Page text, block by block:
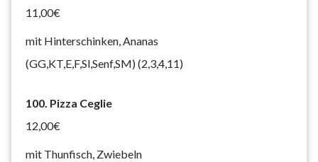
11,00€
mit Hinterschinken, Ananas
(GG,KT,E,F,Sl,Senf,SM) (2,3,4,11)
100. Pizza Ceglie
12,00€
mit Thunfisch, Zwiebeln